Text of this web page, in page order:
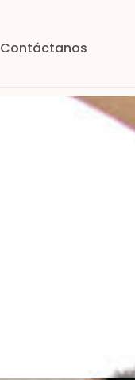
Contáctanos